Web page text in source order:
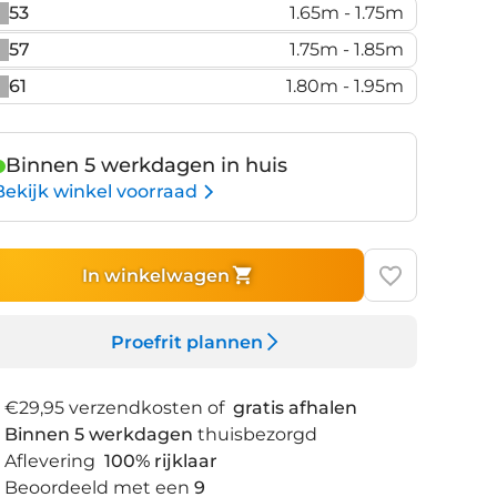
53
1.65m - 1.75m
57
1.75m - 1.85m
61
1.80m - 1.95m
Binnen 5 werkdagen in huis
winkel voorraad
In winkelwagen
Proefrit plannen
€29,95 verzendkosten of gratis afhalen
Binnen 5 werkdagen thuisbezorgd
Aflevering 100% rijklaar
Beoordeeld met een 9